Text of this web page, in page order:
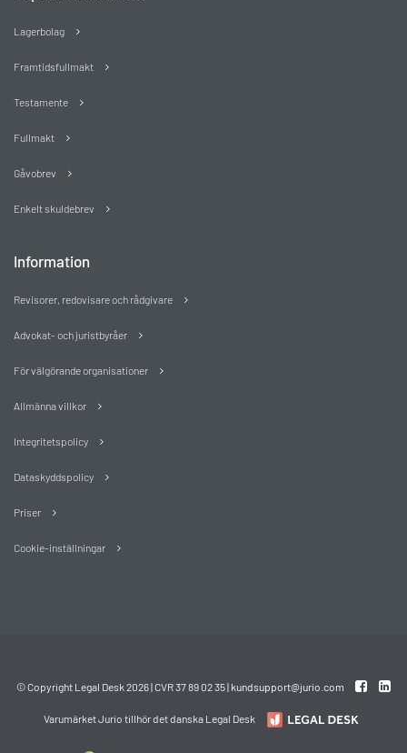
Lagerbolag
Framtidsfullmakt
Testamente
Fullmakt
Gåvobrev
Enkelt skuldebrev
Information
Revisorer, redovisare och rådgivare
Advokat- och juristbyråer
För välgörande organisationer
Allmänna villkor
Integritetspolicy
Dataskyddspolicy
Priser
Cookie-inställningar
© Copyright Legal Desk 2026 | CVR 37 89 02 35 | kundsupport@jurio.com
Varumärket Jurio tillhör det danska Legal Desk